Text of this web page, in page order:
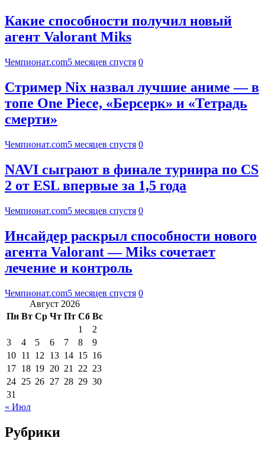
Какие способности получил новый
агент Valorant Miks
Чемпионат.com5 месяцев спустя 0
Стример Nix назвал лучшие аниме — в
топе One Piece, «Берсерк» и «Тетрадь
смерти»
Чемпионат.com5 месяцев спустя 0
NAVI сыграют в финале турнира по CS
2 от ESL впервые за 1,5 года
Чемпионат.com5 месяцев спустя 0
Инсайдер раскрыл способности нового
агента Valorant — Miks сочетает
лечение и контроль
Чемпионат.com5 месяцев спустя 0
Август 2026
Пн Вт Ср Чт Пт Сб Вс
1
2
3
4 5 6 7 8
9
10 11 12 13 14 15 16
17 18 19 20 21 22 23
24 25 26 27 28 29 30
31
« Июл
Рубрики